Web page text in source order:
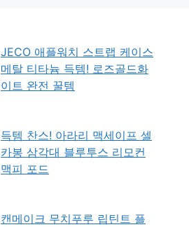
JECO 애플워치 스트랩 케이스
메탈 티타늄 득템! 로즈골드화
이트 완전 꿀템
득템 찬스! 아라리 맥세이프 셀
카봉 삼각대 블루투스 리모컨
맥피 포드
캔메이크 무치푸루 립틴트 플